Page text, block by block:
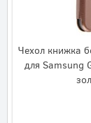
Чехол книжка
для Samsung